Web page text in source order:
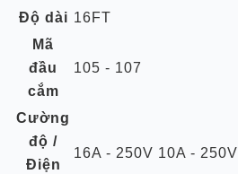
Độ dài 16FT
Mã
đầu
cắm
105 - 107
Cường
độ /
Điện
16A - 250V 10A - 250V